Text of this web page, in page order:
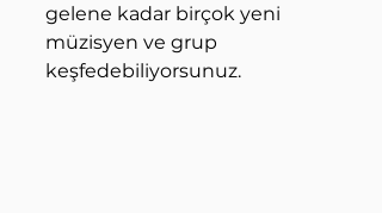
gelene kadar birçok yeni
müzisyen ve grup
keşfedebiliyorsunuz.